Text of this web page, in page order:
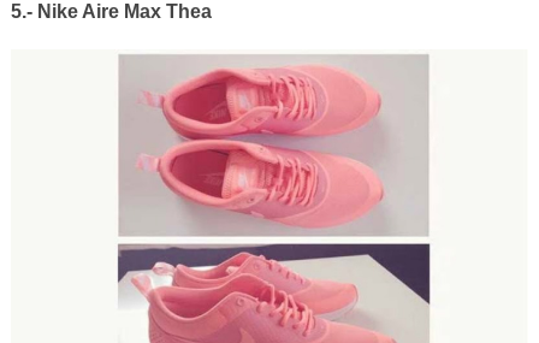
5.- Nike Aire Max Thea